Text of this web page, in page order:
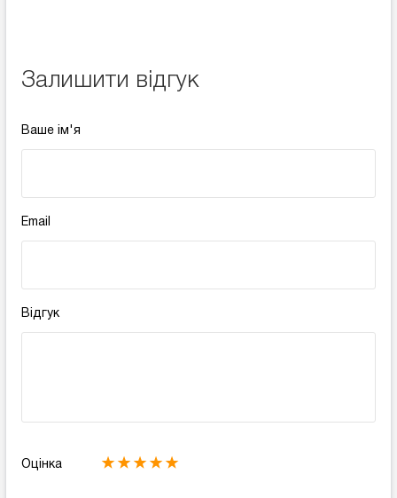
Залишити відгук
Ваше ім'я
Email
Відгук
Оцінка